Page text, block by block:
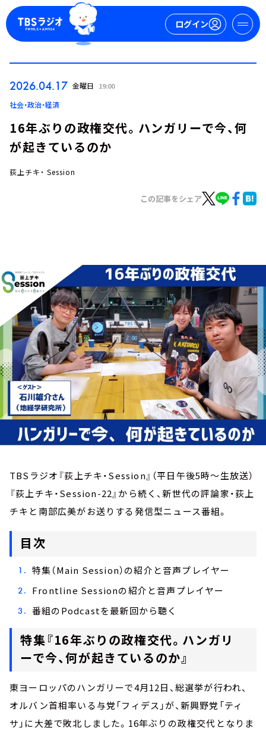
ログイン
お知らせ
イベント・グッズ
YouTube
会社情報
2026.04.17 金曜日 19:00
社会・政治・経済
16年ぶりの政権交代。ハンガリーで今、何
が起きているのか
荻上チキ・ Session
この記事をシェア
TBSラジオ『荻上チキ・Session』（平日午後5時～生放送）
『荻上チキ・Session-22』から続く、新世代の評論家・荻上
チキと南部広美がお送りする発信型ニュース番組。
目次
特集（Main Session）の紹介と音声プレイヤー
Frontline Sessionの紹介と音声プレイヤー
番組のPodcastを最新回から聴く
特集『16年ぶりの政権交代。ハンガリ
ーで今、何が起きているのか』
東ヨーロッパのハンガリーで4月12日、総選挙が行われ、
オルバン首相率いる与党「フィデス」が、新興野党「ティ
サ」に大差で敗北しました。16年ぶりの政権交代となりま